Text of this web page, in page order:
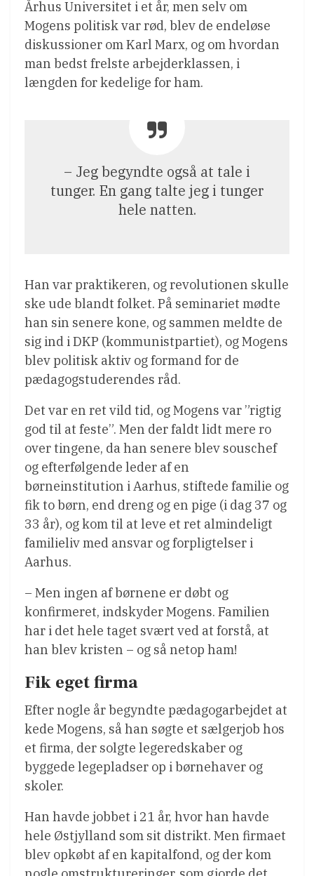
Århus Universitet i et år, men selv om
Mogens politisk var rød, blev de endeløse
diskussioner om Karl Marx, og om hvordan
man bedst frelste arbejderklassen, i
længden for kedelige for ham.
– Jeg begyndte også at tale i
tunger. En gang talte jeg i tunger
hele natten.
Han var praktikeren, og revolutionen skulle
ske ude blandt folket. På seminariet mødte
han sin senere kone, og sammen meldte de
sig ind i DKP (kommunistpartiet), og Mogens
blev politisk aktiv og formand for de
pædagogstuderendes råd.
Det var en ret vild tid, og Mogens var ”rigtig
god til at feste”. Men der faldt lidt mere ro
over tingene, da han senere blev souschef
og efterfølgende leder af en
børneinstitution i Aarhus, stiftede familie og
fik to børn, end dreng og en pige (i dag 37 og
33 år), og kom til at leve et ret almindeligt
familieliv med ansvar og forpligtelser i
Aarhus.
– Men ingen af børnene er døbt og
konfirmeret, indskyder Mogens. Familien
har i det hele taget svært ved at forstå, at
han blev kristen – og så netop ham!
Fik eget firma
Efter nogle år begyndte pædagogarbejdet at
kede Mogens, så han søgte et sælgerjob hos
et firma, der solgte legeredskaber og
byggede legepladser op i børnehaver og
skoler.
Han havde jobbet i 21 år, hvor han havde
hele Østjylland som sit distrikt. Men firmaet
blev opkøbt af en kapitalfond, og der kom